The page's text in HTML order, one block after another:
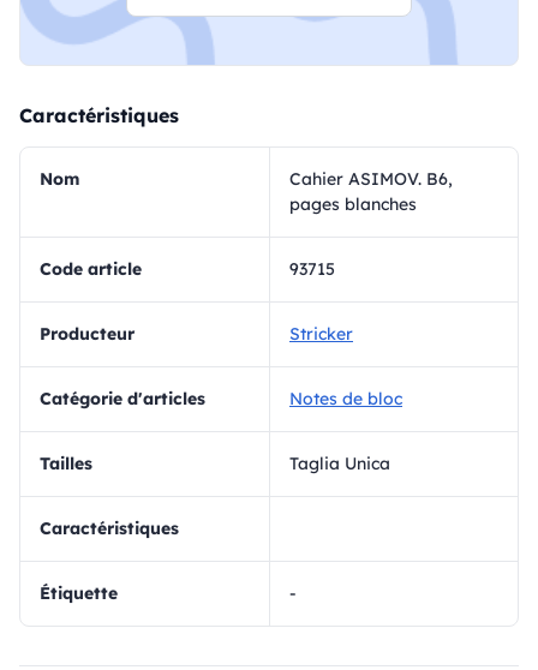
Caractéristiques
Nom
Cahier ASIMOV. B6,
pages blanches
Code article 93715
Producteur Stricker
Catégorie d'articles Notes de bloc
Tailles Taglia Unica
Caractéristiques
Étiquette -